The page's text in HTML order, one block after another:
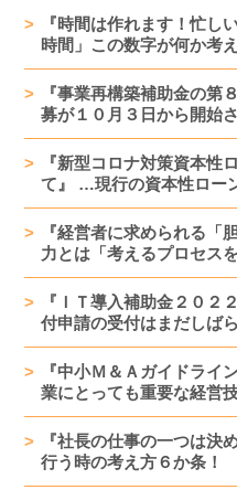
『時間は作れます！忙
時間」この数字が何か考
『事業再構築補助金の
募が１０月３日から開始
『新型コロナ対策資本性
て』 …現行の資本性ロー
『経営者に求められる
力とは「考えるプロセス
『ＩＴ導入補助金２０
付申請の受付はまだしば
『中小Ｍ＆Ａガイドラ
業にとっても重要な経営
『社長の仕事の一つは
行う時の考え方６か条！